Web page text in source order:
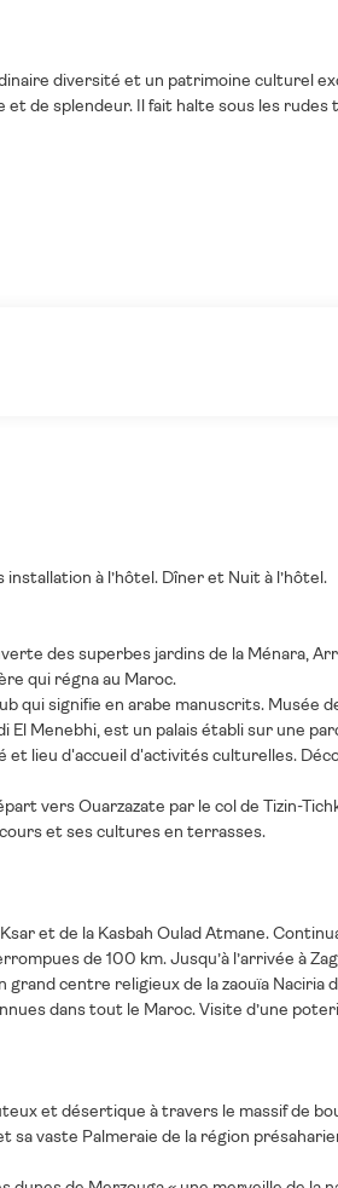
diversité et un patrimoine culturel
de splendeur. Il fait halte sous les
à l’hôtel. Dîner et Nuit à l’hôtel.
des superbes jardins de la Ménara,
qui régna au Maroc.
qui signifie en arabe manuscrits. Musée
El Menebhi, est un palais établi sur une
lieu d'accueil d'activités culturelles.
vers Ouarzazate par le col de Tizin-
et ses cultures en terrasses.
et de la Kasbah Oulad Atmane.
de 100 km. Jusqu’à l’arrivée à
centre religieux de la zaouïa
dans tout le Maroc. Visite d’une
et désertique à travers le massif de
vaste Palmeraie de la région